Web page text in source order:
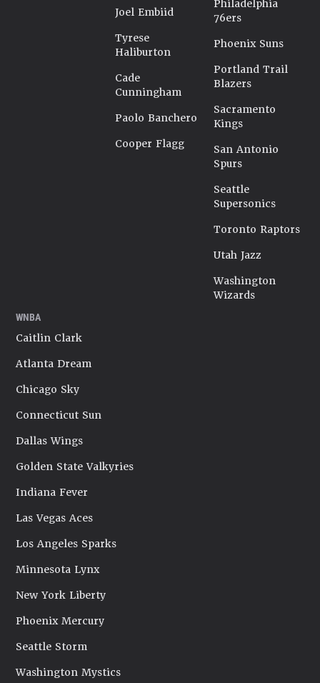
Joel Embiid
Tyrese
Haliburton
Cade
Cunningham
Paolo Banchero
Cooper Flagg
Philadelphia
76ers
Phoenix Suns
Portland Trail
Blazers
Sacramento
Kings
San Antonio
Spurs
Seattle
Supersonics
Toronto Raptors
Utah Jazz
Washington
Wizards
WNBA
Caitlin Clark
Atlanta Dream
Chicago Sky
Connecticut Sun
Dallas Wings
Golden State Valkyries
Indiana Fever
Las Vegas Aces
Los Angeles Sparks
Minnesota Lynx
New York Liberty
Phoenix Mercury
Seattle Storm
Washington Mystics